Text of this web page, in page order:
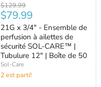
Prix
d'origine
$129.99
Prix
actuel
$79.99
21G x 3/4" - Ensemble de
perfusion à ailettes de
sécurité SOL-CARE™ |
Tubulure 12" | Boîte de 50
Sol-Care
2 est parti!